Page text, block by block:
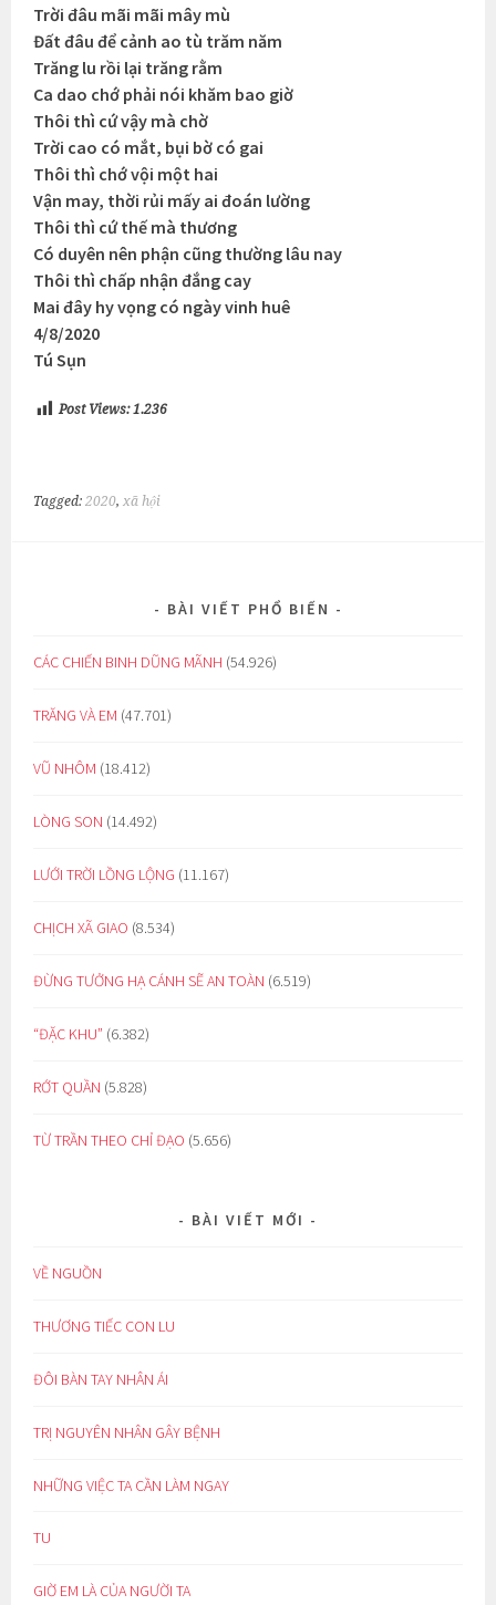
Trời đâu mãi mãi mây mù
Đất đâu để cảnh ao tù trăm năm
Trăng lu rồi lại trăng rằm
Ca dao chớ phải nói khăm bao giờ
Thôi thì cứ vậy mà chờ
Trời cao có mắt, bụi bờ có gai
Thôi thì chớ vội một hai
Vận may, thời rủi mấy ai đoán lường
Thôi thì cứ thế mà thương
Có duyên nên phận cũng thường lâu nay
Thôi thì chấp nhận đắng cay
Mai đây hy vọng có ngày vinh huê
4/8/2020
Tú Sụn
Post Views: 1.236
Tagged:2020,xã hội
BÀI VIẾT PHỔ BIẾN
CÁC CHIẾN BINH DŨNG MÃNH (54.926)
TRĂNG VÀ EM (47.701)
VŨ NHÔM (18.412)
LÒNG SON (14.492)
LƯỚI TRỜI LỒNG LỘNG (11.167)
CHỊCH XÃ GIAO (8.534)
ĐỪNG TƯỞNG HẠ CÁNH SẼ AN TOÀN (6.519)
“ĐẶC KHU” (6.382)
RỚT QUẦN (5.828)
TỪ TRẦN THEO CHỈ ĐẠO (5.656)
BÀI VIẾT MỚI
VỀ NGUỒN
THƯƠNG TIẾC CON LU
ĐÔI BÀN TAY NHÂN ÁI
TRỊ NGUYÊN NHÂN GÂY BỆNH
NHỮNG VIỆC TA CẦN LÀM NGAY
TU
GIỜ EM LÀ CỦA NGƯỜI TA